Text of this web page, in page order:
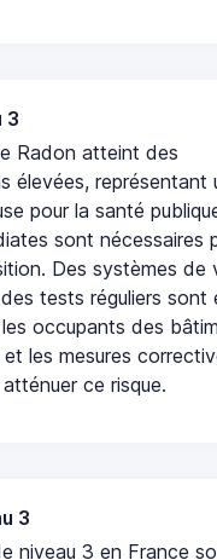
3
Radon atteint des
élevées, représentant
pour la santé
sont nécessaires
Des systèmes de
tests réguliers sont
occupants des
les mesures
ce risque.
3
niveau 3 en France